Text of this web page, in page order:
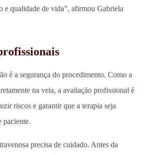
e qualidade de vida”, afirmou Gabriela
é a segurança do procedimento. Como a
na veia, a avaliação profissional é
riscos e garantir que a terapia seja
paciente.
precisa de cuidado. Antes da